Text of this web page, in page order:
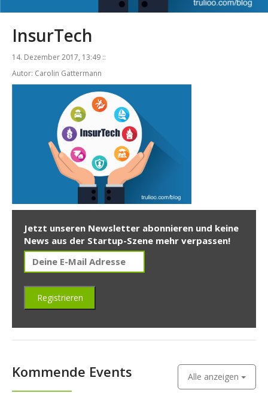
InsurTech
14. Dezember 2017, 13:49 ::
Autor: Carolin Gattermann
Jetzt unseren Newsletter abonnieren und keine
News aus der Startup-Szene mehr verpassen!
Kommende Events Alle anzeigen